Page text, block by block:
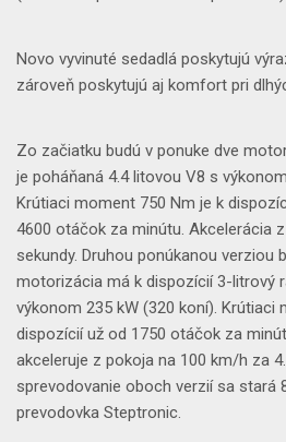
Novo vyvinuté sedadlá poskytujú
zároveň poskytujú aj komfort pri
Zo začiatku budú v ponuke dve
je poháňaná 4.4 litovou V8 s
Krútiaci moment 750 Nm je k
4600 otáčok za minútu. Akcelerácia
sekundy. Druhou ponúkanou verziou
motorizácia má k dispozícií 3-litrový
výkonom 235 kW (320 koní). Krútiaci
dispozícií už od 1750 otáčok za
akceleruje z pokoja na 100 km/h za
sprevodovanie oboch verzií sa stará
prevodovka Steptronic.